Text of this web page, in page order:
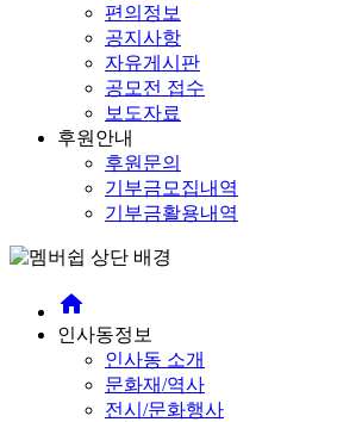
편의정보
공지사항
자유게시판
공모전 접수
보도자료
후원안내
후원문의
기부금모집내역
기부금활용내역
home
인사동정보
인사동 소개
문화재/역사
전시/문화행사